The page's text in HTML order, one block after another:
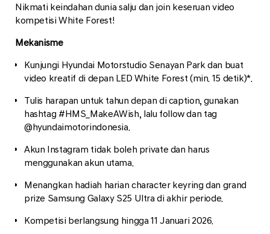
Nikmati keindahan dunia salju dan join keseruan video
kompetisi White Forest!
Mekanisme
Kunjungi Hyundai Motorstudio Senayan Park dan buat
video kreatif di depan LED White Forest (min. 15 detik)*.
Tulis harapan untuk tahun depan di caption, gunakan
hashtag #HMS_MakeAWish, lalu follow dan tag
@hyundaimotorindonesia.
Akun Instagram tidak boleh private dan harus
menggunakan akun utama.
Menangkan hadiah harian character keyring dan grand
prize Samsung Galaxy S25 Ultra di akhir periode.
Kompetisi berlangsung hingga 11 Januari 2026.